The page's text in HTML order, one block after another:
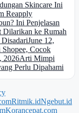
Skincare Ini
Reapply
Ini Penjelasan
ke Rumah
June 12,
Cocok
2026Arti Mimpi
Perlu Dipahami
Ritmik.idNgebut.id
Korancepat.com